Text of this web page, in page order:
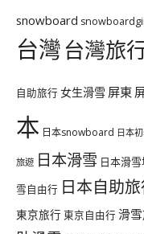
snowboard
台灣台灣旅
自助旅行 女生滑雪 屏東
本 日本snowboard 日本
旅遊 日本滑雪 日本滑
雪自由行 日本自助
東京旅行 東京自由行 滑